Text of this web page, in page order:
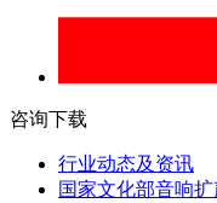
咨询下载
行业动态及资讯
国家文化部音响